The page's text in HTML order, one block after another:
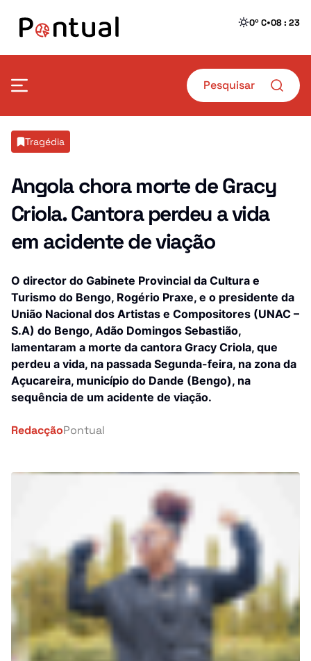
0º C•08 : 23
Mais Pontual
Transportes
Crime
Educação
Investigação
Tragédia
Energia
Religião
Construção
Turismo
Sociedade
Economia
Desporto
Saúde
África
Mundo
País
Tragédia
Angola chora morte de Gracy
Criola. Cantora perdeu a vida
em acidente de viação
O director do Gabinete Provincial da Cultura e
Turismo do Bengo, Rogério Praxe, e o presidente da
União Nacional dos Artistas e Compositores (UNAC –
S.A) do Bengo, Adão Domingos Sebastião,
lamentaram a morte da cantora Gracy Criola, que
perdeu a vida, na passada Segunda-feira, na zona da
Açucareira, município do Dande (Bengo), na
sequência de um acidente de viação.
RedacçãoPontual